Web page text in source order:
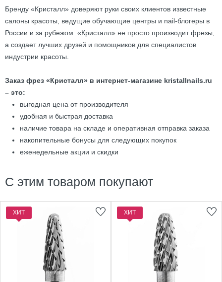
Бренду «Кристалл» доверяют руки своих клиентов известные
салоны красоты, ведущие обучающие центры и nail-блогеры в
России и за рубежом. «Кристалл» не просто производит фрезы,
а создает лучших друзей и помощников для специалистов
индустрии красоты.
Заказ фрез «Кристалл» в интернет-магазине kristallnails.ru
– это:
выгодная цена от производителя
удобная и быстрая доставка
наличие товара на складе и оперативная отправка заказа
накопительные бонусы для следующих покупок
еженедельные акции и скидки
С этим товаром покупают
ХИТ ХИТ